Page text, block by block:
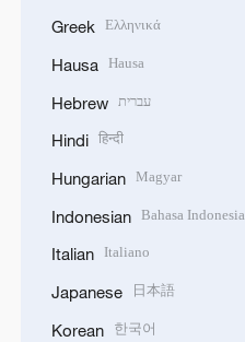
Greek Ελληνικά
Hausa Hausa
Hebrew עברית
Hindi हिन्दी
Hungarian Magyar
Indonesian Bahasa Indonesia
Italian Italiano
Japanese 日本語
Korean 한국어